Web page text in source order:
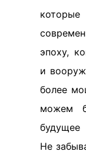
которые
эпоху,
и
более
можем
будущее
Не